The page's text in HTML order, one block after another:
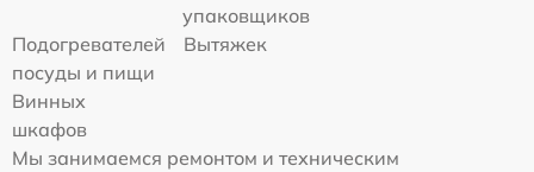
упаковщиков
Подогревателей
посуды и пищи
Вытяжек
Винных
шкафов
Мы занимаемся ремонтом и техническим